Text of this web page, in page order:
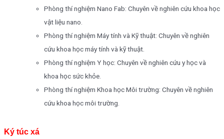
Phòng thí nghiệm Nano Fab: Chuyên về nghiên cứu khoa học
vật liệu nano.
Phòng thí nghiệm Máy tính và Kỹ thuật: Chuyên về nghiên
cứu khoa học máy tính và kỹ thuật.
Phòng thí nghiệm Y học: Chuyên về nghiên cứu y học và
khoa học sức khỏe.
Phòng thí nghiệm Khoa học Môi trường: Chuyên về nghiên
cứu khoa học môi trường.
Ký túc xá